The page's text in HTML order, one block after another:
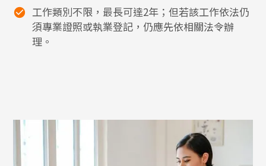
工作類別不限，最長可達2年；但若該工作依法仍
須專業證照或執業登記，仍應先依相關法令辦
理。